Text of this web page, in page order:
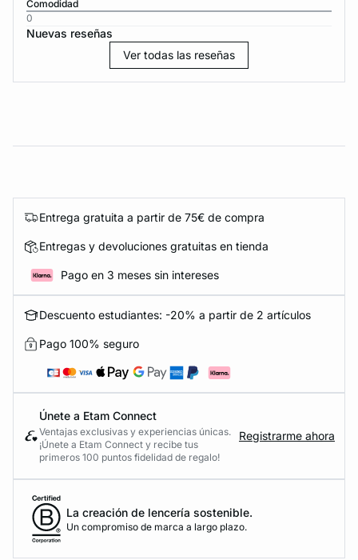
Comodidad
0
Nuevas reseñas
Ver todas las reseñas
Entrega gratuita a partir de 75€ de compra
Entregas y devoluciones gratuitas en tienda
Pago en 3 meses sin intereses
Descuento estudiantes: -20% a partir de 2 artículos
Pago 100% seguro
Únete a Etam Connect
Ventajas exclusivas y experiencias únicas.
¡Únete a Etam Connect y recibe tus
primeros 100 puntos fidelidad de regalo!
Registrarme ahora
La creación de lencería sostenible.
Un compromiso de marca a largo plazo.